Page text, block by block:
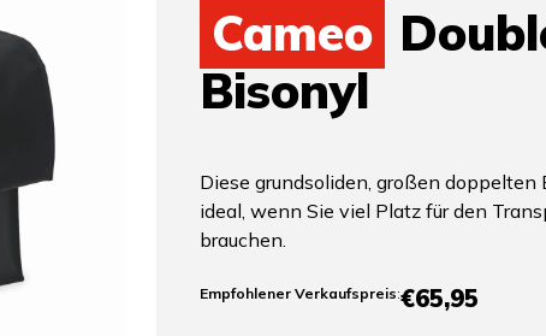
Cameo
Bisonyl
Diese grundsoliden, großen doppelten
ideal, wenn Sie viel Platz für den
brauchen.
Empfohlener Verkaufspreis:€65,95